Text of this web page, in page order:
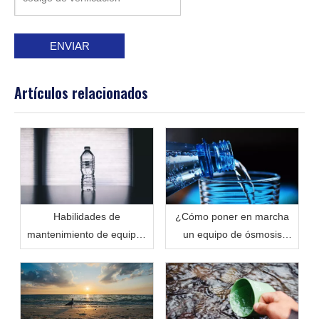
ENVIAR
Artículos relacionados
Habilidades de
mantenimiento de equipos
de agua pura de ósmosis
inversa
¿Cómo poner en marcha
un equipo de ósmosis
inversa?